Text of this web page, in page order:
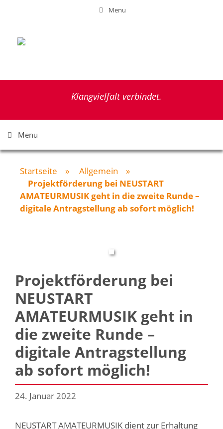
Menu
Klangvielfalt verbindet.
Menu
Startseite » Allgemein »
Projektförderung bei NEUSTART
AMATEURMUSIK geht in die zweite Runde –
digitale Antragstellung ab sofort möglich!
Projektförderung bei
NEUSTART
AMATEURMUSIK geht in
die zweite Runde –
digitale Antragstellung
ab sofort möglich!
24. Januar 2022
NEUSTART AMATEURMUSIK dient zur Erhaltung